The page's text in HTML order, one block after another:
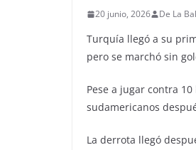
20 junio, 2026 De La
Turquía llegó a su
pero se marchó sin
Pese a jugar contra
sudamericanos
La derrota llegó